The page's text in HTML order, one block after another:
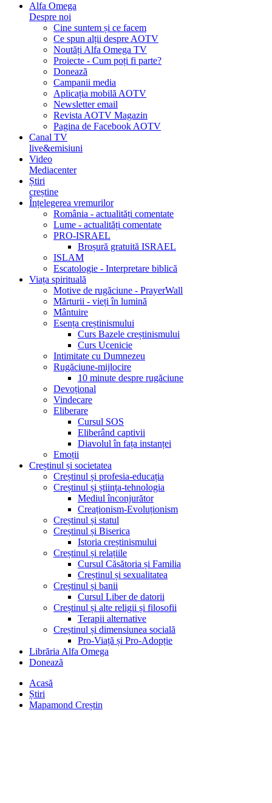
Alfa Omega
Despre noi
Cine suntem și ce facem
Ce spun alții despre AOTV
Noutăți Alfa Omega TV
Proiecte - Cum poți fi parte?
Donează
Campanii media
Aplicația mobilă AOTV
Newsletter email
Revista AOTV Magazin
Pagina de Facebook AOTV
Canal TV
live&emisiuni
Video
Mediacenter
Știri
creștine
Înțelegerea vremurilor
România - actualități comentate
Lume - actualități comentate
PRO-ISRAEL
Broșură gratuită ISRAEL
ISLAM
Escatologie - Interpretare biblică
Viața spirituală
Motive de rugăciune - PrayerWall
Mărturii - vieți în lumină
Mântuire
Esența creștinismului
Curs Bazele creștinismului
Curs Ucenicie
Intimitate cu Dumnezeu
Rugăciune-mijlocire
10 minute despre rugăciune
Devoțional
Vindecare
Eliberare
Cursul SOS
Eliberând captivii
Diavolul în fața instanței
Emoții
Creștinul și societatea
Creștinul și profesia-educația
Creștinul și știința-tehnologia
Mediul înconjurător
Creaționism-Evoluționism
Creștinul și statul
Creștinul și Biserica
Istoria creștinismului
Creștinul și relațiile
Cursul Căsătoria și Familia
Creștinul și sexualitatea
Creștinul și banii
Cursul Liber de datorii
Creștinul și alte religii și filosofii
Terapii alternative
Creștinul și dimensiunea socială
Pro-Viață și Pro-Adopție
Librăria Alfa Omega
Donează
Acasă
Știri
Mapamond Creștin